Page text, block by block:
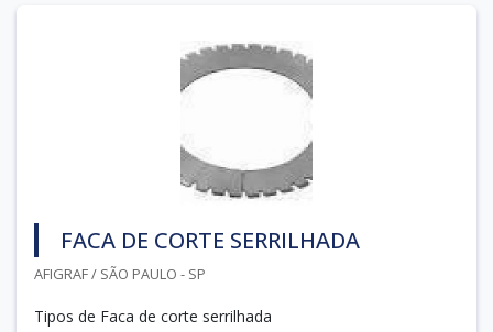
FACA DE CORTE SERRILHADA
AFIGRAF / SÃO PAULO - SP
Tipos de Faca de corte serrilhada